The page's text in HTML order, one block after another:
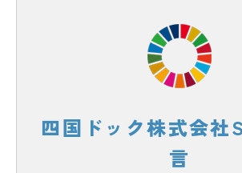
四国ドック株式会社
言